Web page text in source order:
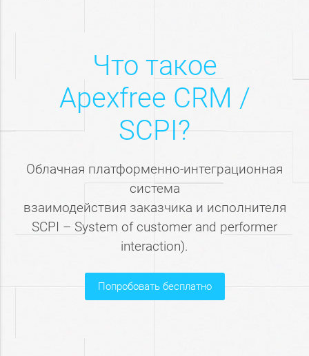
Что такое
Apexfree CRM /
SCPI?
Облачная платформенно-интеграционная
система
взаимодействия заказчика и исполнителя
SCPI – System of customer and performer
interaction).
попробовать бесплатно